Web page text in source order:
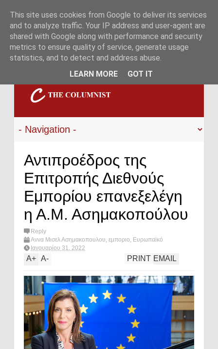
Αντιπροέδρος της
Επιτροπής Διεθνούς
Εμπορίου επανεξελέγη
η Α.Μ. Ασημακοπούλου
Reply
Αννα Μισελ Ασημακοπουλου, εμποριο, Ευρωπαϊκό
Κοινοβούλιο,Ευρώπη
Ιανουαρίου 31, 2022
A+ A- EMAIL
PRINT
This site uses cookies from Google to deliver its services
and to analyze traffic. Your IP address and user-agent are
shared with Google along with performance and security
metrics to ensure quality of service, generate usage
statistics, and to detect and address abuse.
LEARN MORE
GOT IT